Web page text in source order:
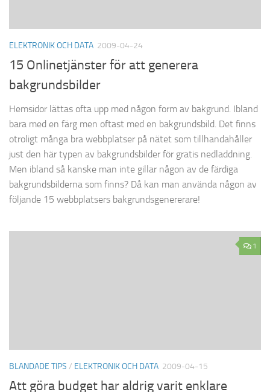
ELEKTRONIK OCH DATA 2009-04-24
15 Onlinetjänster för att generera
bakgrundsbilder
Hemsidor lättas ofta upp med någon form av bakgrund. Ibland
bara med en färg men oftast med en bakgrundsbild. Det finns
otroligt många bra webbplatser på nätet som tillhandahåller
just den här typen av bakgrundsbilder för gratis nedladdning.
Men ibland så kanske man inte gillar någon av de färdiga
bakgrundsbilderna som finns? Då kan man använda någon av
följande 15 webbplatsers bakgrundsgenererare!
1
BLANDADE TIPS / ELEKTRONIK OCH DATA 2009-04-15
Att göra budget har aldrig varit enklare